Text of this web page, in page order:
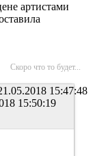
артистами
Скоро что то будет...
15:47:48
15:50:19